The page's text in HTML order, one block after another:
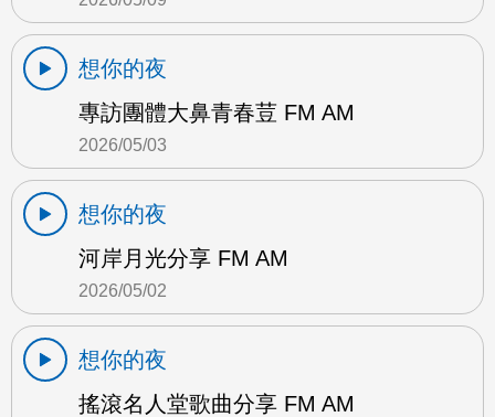
想你的夜
專訪團體大鼻青春荳 FM AM
2026/05/03
想你的夜
河岸月光分享 FM AM
2026/05/02
想你的夜
搖滾名人堂歌曲分享 FM AM